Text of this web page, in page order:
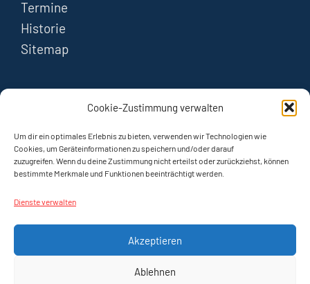
Cookie-Zustimmung verwalten
Um dir ein optimales Erlebnis zu bieten, verwenden wir Technologien wie
Cookies, um Geräteinformationen zu speichern und/oder darauf
zuzugreifen. Wenn du deine Zustimmung nicht erteilst oder zurückziehst, können
bestimmte Merkmale und Funktionen beeinträchtigt werden.
Dienste verwalten
Akzeptieren
Ablehnen
Termine
Historie
Sitemap
Instagram
YouTube